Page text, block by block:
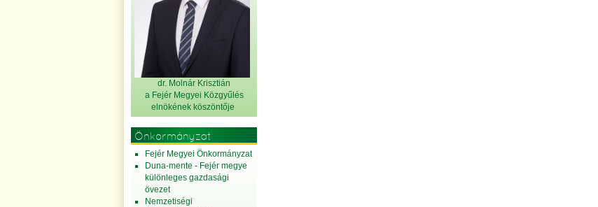
dr. Molnár Krisztián
a Fejér Megyei Közgyűlés
elnökének köszöntője
Önkormányzat
Fejér Megyei Önkormányzat
Duna-mente - Fejér megye
különleges gazdasági
övezet
Nemzetiségi